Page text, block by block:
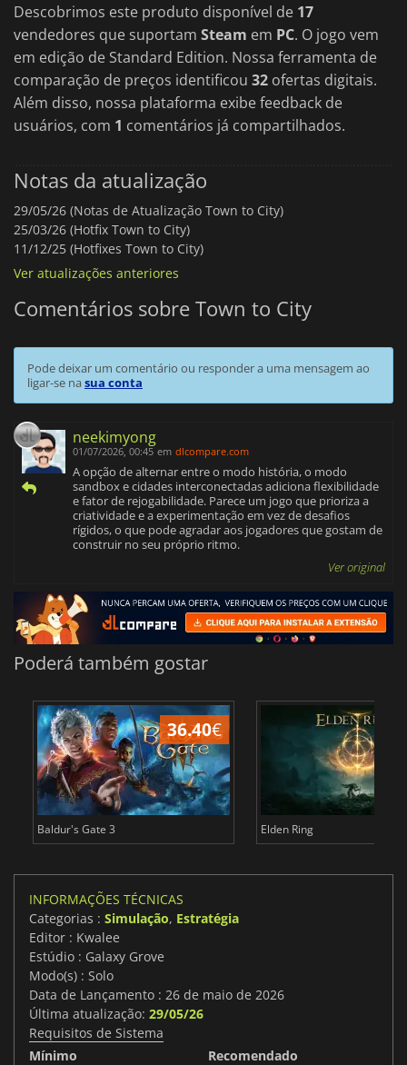
Descobrimos este produto disponível de 17
vendedores que suportam Steam em PC. O jogo vem
em edição de Standard Edition. Nossa ferramenta de
comparação de preços identificou 32 ofertas digitais.
Além disso, nossa plataforma exibe feedback de
usuários, com 1 comentários já compartilhados.
Notas da atualização
29/05/26 (Notas de Atualização Town to City)
25/03/26 (Hotfix Town to City)
11/12/25 (Hotfixes Town to City)
Ver atualizações anteriores
Comentários sobre Town to City
Pode deixar um comentário ou responder a uma mensagem ao
ligar-se nasua conta
neekimyong
01/07/2026, 00:45 em dlcompare.com
A opção de alternar entre o modo história, o modo
sandbox e cidades interconectadas adiciona flexibilidade
e fator de rejogabilidade. Parece um jogo que prioriza a
criatividade e a experimentação em vez de desafios
rígidos, o que pode agradar aos jogadores que gostam de
construir no seu próprio ritmo.
Ver original
Poderá também gostar
36.40€
Baldur's Gate 3 Elden Ring
INFORMAÇÕES TÉCNICAS
Categorias : Simulação, Estratégia
Editor : Kwalee
Estúdio : Galaxy Grove
Modo(s) : Solo
Data de Lançamento : 26 de maio de 2026
Última atualização: 29/05/26
Requisitos de Sistema
Mínimo
Recomendado